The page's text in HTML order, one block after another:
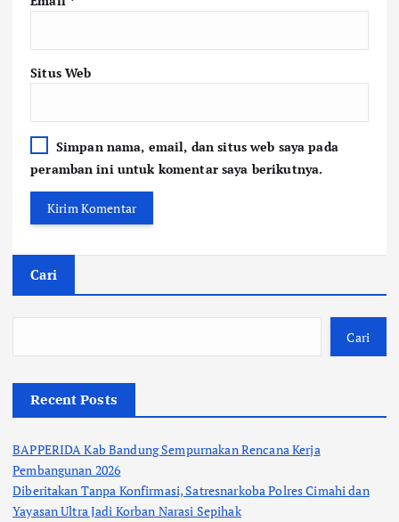
Situs Web
Simpan nama, email, dan situs web saya pada
peramban ini untuk komentar saya berikutnya.
Cari
Cari
Recent Posts
BAPPERIDA Kab Bandung Sempurnakan Rencana Kerja
Pembangunan 2026
Diberitakan Tanpa Konfirmasi, Satresnarkoba Polres Cimahi dan
Yayasan Ultra Jadi Korban Narasi Sepihak